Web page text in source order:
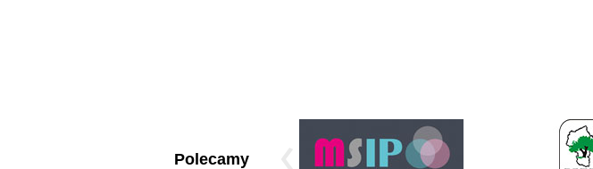
Polecamy